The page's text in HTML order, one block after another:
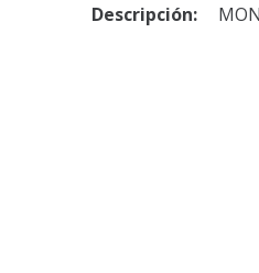
Descripción: